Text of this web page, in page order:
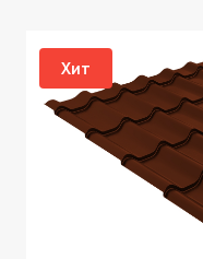
Хит